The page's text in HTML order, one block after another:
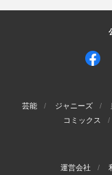
芸能 ジャニーズ
コミックス
運営会社